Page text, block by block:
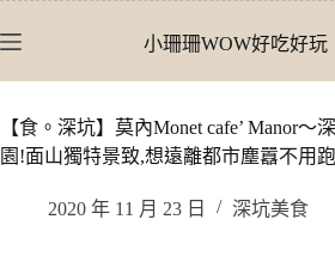
至
內
容
小珊珊WOW好吃好玩
【食。深坑】莫內Monet cafe’ Manor〜
園!面山獨特景致,想遠離都市塵囂不用
2020 年 11 月 23 日 深坑美食